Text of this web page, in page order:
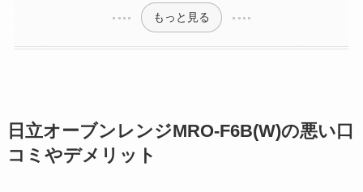
もっと見る
日立オーブンレンジMRO-F6B(W)の悪い口
コミやデメリット